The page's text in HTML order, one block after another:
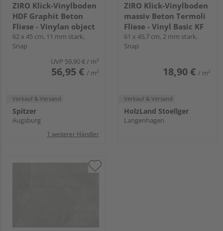
ZIRO Klick-Vinylboden
HDF Graphit Beton
Fliese - Vinylan object
62 x 45 cm, 11 mm stark,
Snap
UVP 59,90 €/ m²
56,95 € / m²
Verkauf & Versand
Spitzer
Augsburg
1 weiterer Händler
ZIRO Klick-Vinylboden
massiv Beton Termoli
Fliese - Vinyl Basic KF
61 x 45,7 cm, 2 mm stark,
Snap
18,90 € / m²
Verkauf & Versand
HolzLand Stoellger
Langenhagen